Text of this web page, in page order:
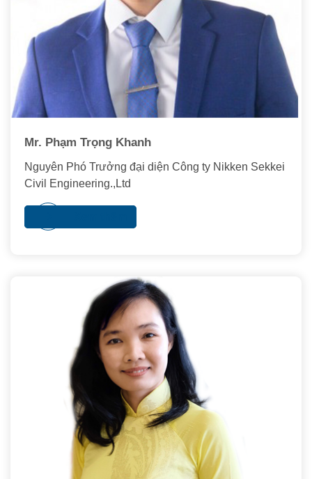
Mr. Phạm Trọng Khanh
Nguyên Phó Trưởng đại diện Công ty Nikken Sekkei
Civil Engineering.,Ltd